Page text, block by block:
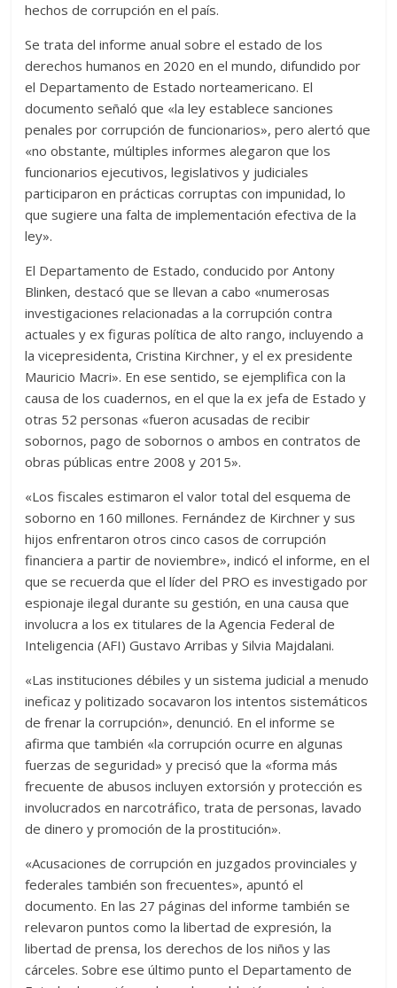
hechos de corrupción en el país.
Se trata del informe anual sobre el estado de los
derechos humanos en 2020 en el mundo, difundido por
el Departamento de Estado norteamericano. El
documento señaló que «la ley establece sanciones
penales por corrupción de funcionarios», pero alertó que
«no obstante, múltiples informes alegaron que los
funcionarios ejecutivos, legislativos y judiciales
participaron en prácticas corruptas con impunidad, lo
que sugiere una falta de implementación efectiva de la
ley».
El Departamento de Estado, conducido por Antony
Blinken, destacó que se llevan a cabo «numerosas
investigaciones relacionadas a la corrupción contra
actuales y ex figuras política de alto rango, incluyendo a
la vicepresidenta, Cristina Kirchner, y el ex presidente
Mauricio Macri». En ese sentido, se ejemplifica con la
causa de los cuadernos, en el que la ex jefa de Estado y
otras 52 personas «fueron acusadas de recibir
sobornos, pago de sobornos o ambos en contratos de
obras públicas entre 2008 y 2015».
«Los fiscales estimaron el valor total del esquema de
soborno en 160 millones. Fernández de Kirchner y sus
hijos enfrentaron otros cinco casos de corrupción
financiera a partir de noviembre», indicó el informe, en el
que se recuerda que el líder del PRO es investigado por
espionaje ilegal durante su gestión, en una causa que
involucra a los ex titulares de la Agencia Federal de
Inteligencia (AFI) Gustavo Arribas y Silvia Majdalani.
«Las instituciones débiles y un sistema judicial a menudo
ineficaz y politizado socavaron los intentos sistemáticos
de frenar la corrupción», denunció. En el informe se
afirma que también «la corrupción ocurre en algunas
fuerzas de seguridad» y precisó que la «forma más
frecuente de abusos incluyen extorsión y protección es
involucrados en narcotráfico, trata de personas, lavado
de dinero y promoción de la prostitución».
«Acusaciones de corrupción en juzgados provinciales y
federales también son frecuentes», apuntó el
documento. En las 27 páginas del informe también se
relevaron puntos como la libertad de expresión, la
libertad de prensa, los derechos de los niños y las
cárceles. Sobre ese último punto el Departamento de